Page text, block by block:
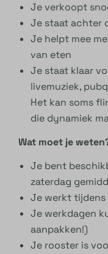
Je verkoopt
Je staat achter
Je helpt mee
van eten
Je staat klaar
livemuziek,
Het kan soms
die dynamiek
Wat moet je
Je bent
zaterdag
Je werkt tijdens
Je werkdagen
aanpakken!)
Je rooster is